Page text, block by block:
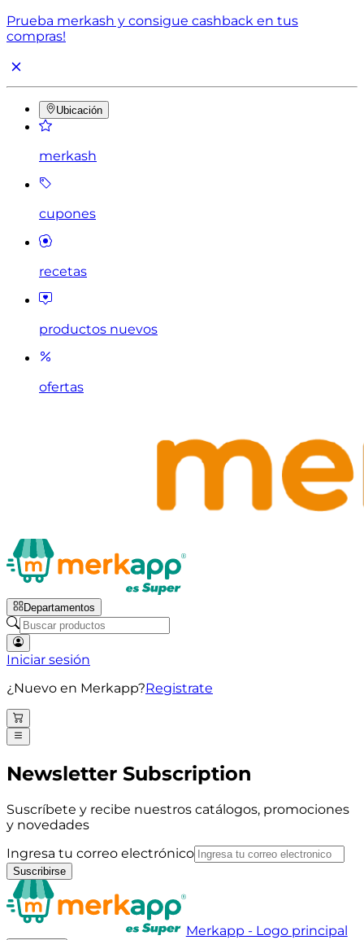
Prueba merkash y consigue cashback en tus
compras!
Ubicación
merkash
cupones
recetas
productos nuevos
ofertas
Departamentos
Iniciar sesión
¿Nuevo en Merkapp?Registrate
Newsletter Subscription
Suscríbete y recibe nuestros catálogos, promociones
y novedades
Ingresa tu correo electrónico
Suscribirse
Merkapp - Logo principal